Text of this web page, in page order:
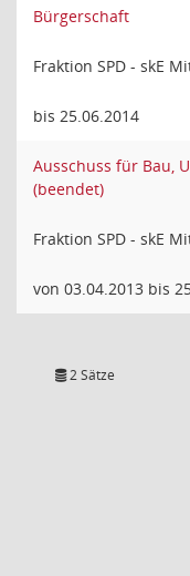
Bürgerschaft
Fraktion SPD - skE
bis 25.06.2014
Ausschuss für Bau,
(beendet)
Fraktion SPD - skE
von 03.04.2013 bis
2 Sätze